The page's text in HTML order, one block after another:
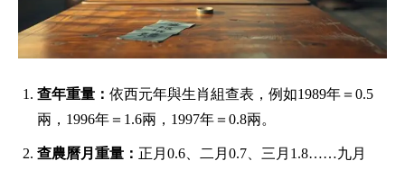
查年重量： 依西元年與生肖組查表，例如1989年＝0.5
兩，1996年＝1.6兩，1997年＝0.8兩。
查農曆月重量： 正月0.6、二月0.7、三月1.8……九月